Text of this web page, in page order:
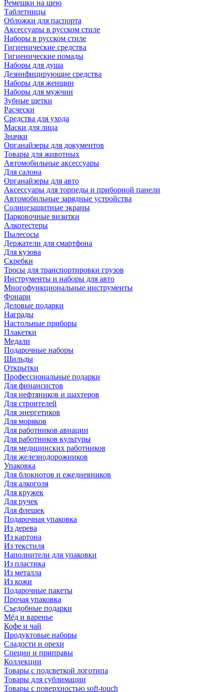
Ремешки на шею
Таблетницы
Обложки для паспорта
Аксессуары в русском стиле
Наборы в русском стиле
Гигиенические средства
Гигиенические помады
Наборы для душа
Дезинфицирующие средства
Наборы для женщин
Наборы для мужчин
Зубные щетки
Расчески
Средства для ухода
Маски для лица
Значки
Органайзеры для документов
Товары для животных
Автомобильные аксессуары
Для салона
Органайзеры для авто
Аксессуары для торпеды и приборной панели
Автомобильные зарядные устройства
Солнцезащитные экраны
Парковочные визитки
Алкотестеры
Пылесосы
Держатели для смартфона
Для кузова
Скребки
Тросы для транспортировки грузов
Инструменты и наборы для авто
Многофункциональные инструменты
Фонари
Деловые подарки
Награды
Настольные приборы
Плакетки
Медали
Подарочные наборы
Шильды
Открытки
Профессиональные подарки
Для финансистов
Для нефтяников и шахтеров
Для строителей
Для энергетиков
Для моряков
Для работников авиации
Для работников культуры
Для медицинских работников
Для железнодорожников
Упаковка
Для блокнотов и ежедневников
Для алкоголя
Для кружек
Для ручек
Для флешек
Подарочная упаковка
Из дерева
Из картона
Из текстиля
Наполнители для упаковки
Из пластика
Из металла
Из кожи
Подарочные пакеты
Прочая упаковка
Съедобные подарки
Мёд и варенье
Кофе и чай
Продуктовые наборы
Сладости и орехи
Специи и приправы
Коллекции
Товары с подсветкой логотипа
Товары для сублимации
Товары с поверхностью soft-touch